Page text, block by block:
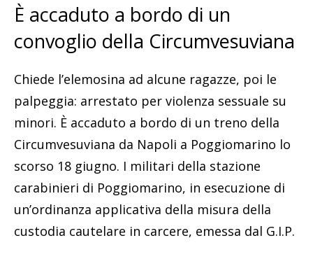
È accaduto a bordo di un
convoglio della Circumvesuviana
Chiede l’elemosina ad alcune ragazze, poi le
palpeggia: arrestato per violenza sessuale su
minori. È accaduto a bordo di un treno della
Circumvesuviana da Napoli a Poggiomarino lo
scorso 18 giugno. I militari della stazione
carabinieri di Poggiomarino, in esecuzione di
un’ordinanza applicativa della misura della
custodia cautelare in carcere, emessa dal G.I.P.